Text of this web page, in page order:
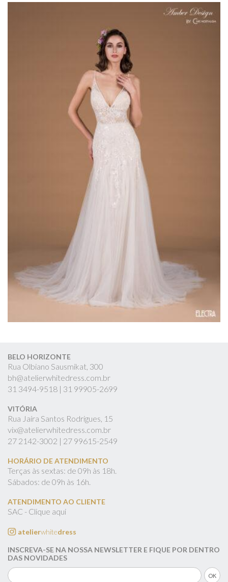
BELO HORIZONTE
Rua Olbiano Sausmikat, 300
bh@atelierwhitedress.com.br
31 3494-9518 | 31 99905-2699
VITÓRIA
Rua Jaíra Santos Rodrigues, 15
vix@atelierwhitedress.com.br
27 2142-3002 | 27 99615-2549
HORÁRIO DE ATENDIMENTO
Terças às sextas: de 09h às 18h.
Sábados: de 09h às 16h.
ATENDIMENTO AO CLIENTE
SAC - Clique aqui
atelierwhitedress
INSCREVA-SE NA NOSSA NEWSLETTER E FIQUE POR DENTRO
DAS NOVIDADES